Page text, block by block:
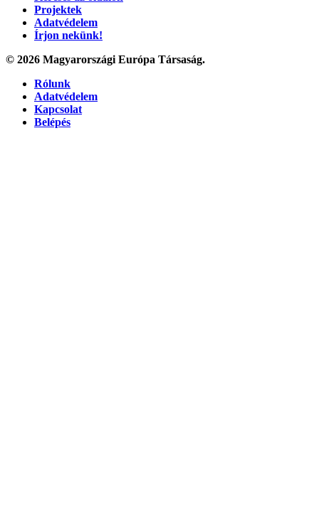
Projektek
Adatvédelem
Írjon nekünk!
© 2026 Magyarországi Európa Társaság.
Rólunk
Adatvédelem
Kapcsolat
Belépés